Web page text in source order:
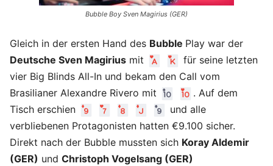
Bubble Boy Sven Magirius (GER)
Gleich in der ersten Hand des Bubble Play war der
Deutsche Sven Magirius mit
für seine letzten
vier Big Blinds All-In und bekam den Call vom
Brasilianer Alexandre Rivero mit
. Auf dem
Tisch erschien
und alle
verbliebenen Protagonisten hatten €9.100 sicher.
Direkt nach der Bubble mussten sich Koray Aldemir
(GER) und Christoph Vogelsang (GER)